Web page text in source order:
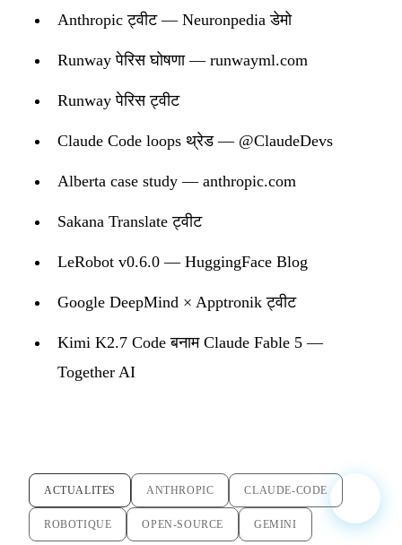
Anthropic ट्वीट — Neuronpedia डेमो
Runway पेरिस घोषणा — runwayml.com
Runway पेरिस ट्वीट
Claude Code loops थ्रेड — @ClaudeDevs
Alberta case study — anthropic.com
Sakana Translate ट्वीट
LeRobot v0.6.0 — HuggingFace Blog
Google DeepMind × Apptronik ट्वीट
Kimi K2.7 Code बनाम Claude Fable 5 —
Together AI
ACTUALITES ANTHROPIC CLAUDE-CODE
ROBOTIQUE OPEN-SOURCE GEMINI